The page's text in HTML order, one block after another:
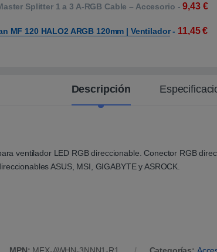
Splitter 1 a 3 A-RGB Cable – Accesorio -9,43 €
MF 120 HALO2 ARGB 120mm | Ventilador- 11,45€
Descripción
ventilador LED RGB direccionable. Conector RGB
ASUS, MSI, GIGABYTE y ASROCK.